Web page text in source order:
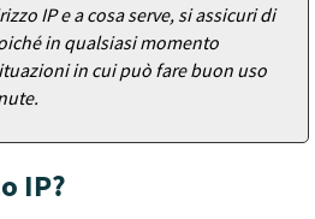
IP e a cosa serve, si assicuri di
in qualsiasi momento
in cui può fare buon uso
IP?